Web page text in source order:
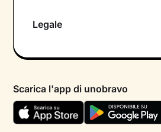
Psicologo in chat
Aiuto urgente
FAQ
Legale
Termini e condizioni
Informativa Privacy
Scarica l'app di unobravo